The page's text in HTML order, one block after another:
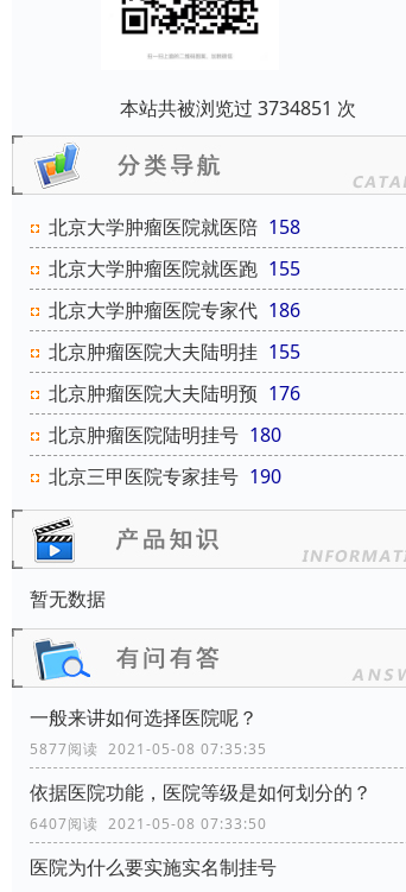
本站共被浏览过 3734851 次
北京大学肿瘤医院就医陪 158
北京大学肿瘤医院就医跑 155
北京大学肿瘤医院专家代 186
北京肿瘤医院大夫陆明挂 155
北京肿瘤医院大夫陆明预 176
北京肿瘤医院陆明挂号 180
北京三甲医院专家挂号 190
暂无数据
一般来讲如何选择医院呢？
5877阅读 2021-05-08 07:35:35
依据医院功能，医院等级是如何划分的？
6407阅读 2021-05-08 07:33:50
医院为什么要实施实名制挂号